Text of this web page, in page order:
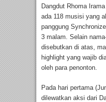
Dangdut Rhoma
ada 118 musisi yang
panggung
3 malam. Selain
disebutkan di atas,
highlight yang wajib
oleh para penonton.
Pada hari pertama
dilewatkan aksi dari